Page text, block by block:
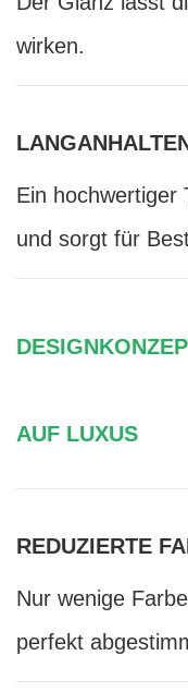
wirken.
Ein hochwertiger
und sorgt für
AUF LUXUS
REDUZIERTE
Nur wenige
perfekt